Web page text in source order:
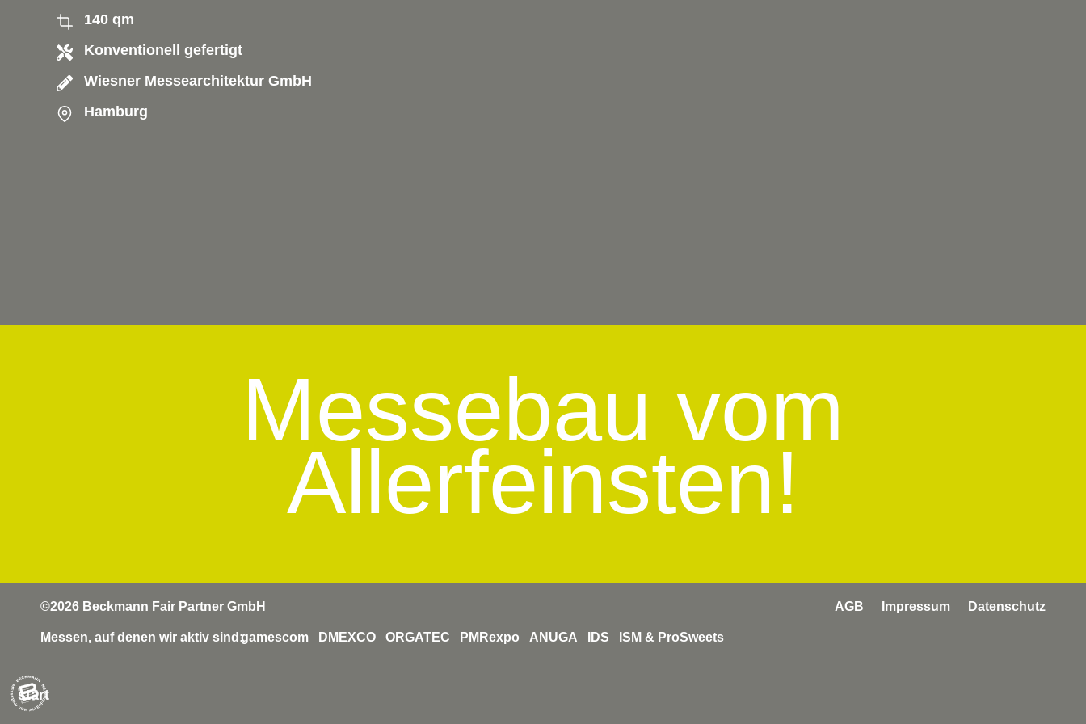
140 qm
Konventionell gefertigt
Wiesner Messearchitektur GmbH
Hamburg
Messebau vom
Allerfeinsten!
©2026 Beckmann Fair Partner GmbH AGB Impressum Datenschutz
Messen, auf denen wir aktiv sind:gamescom DMEXCO ORGATEC PMRexpo ANUGA IDS ISM & ProSweets
start